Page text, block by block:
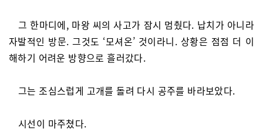
그 한마디에, 마왕 씨의 사고가 잠시 멈췄다. 납치가 아니라
자발적인 방문. 그것도 ‘모셔온’ 것이라니. 상황은 점점 더 이
해하기 어려운 방향으로 흘러갔다.
그는 조심스럽게 고개를 돌려 다시 공주를 바라보았다.
시선이 마주쳤다.